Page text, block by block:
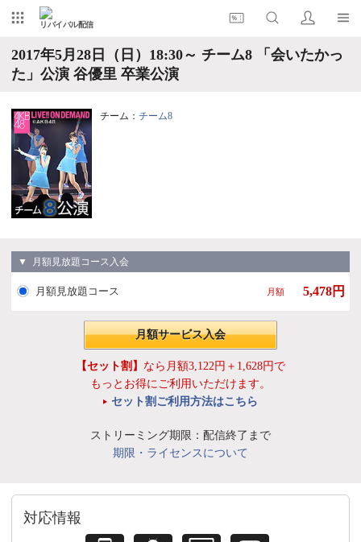
リバイバル配信
2017年5月28日（日）18:30～ チーム8 「会いたかっ
た」公演 谷優里 卒業公演
チーム： チーム8
▼ 月額見放題コース入会
月額見放題コース 月額 5,478円
月額サービス入会
【セット割】 なら月額3,122円＋1,628円で
もっとお得にご利用いただけます。
セット割ご利用方法はこちら
ストリーミング期限：配信終了まで
期限・ライセンスについて
対応情報